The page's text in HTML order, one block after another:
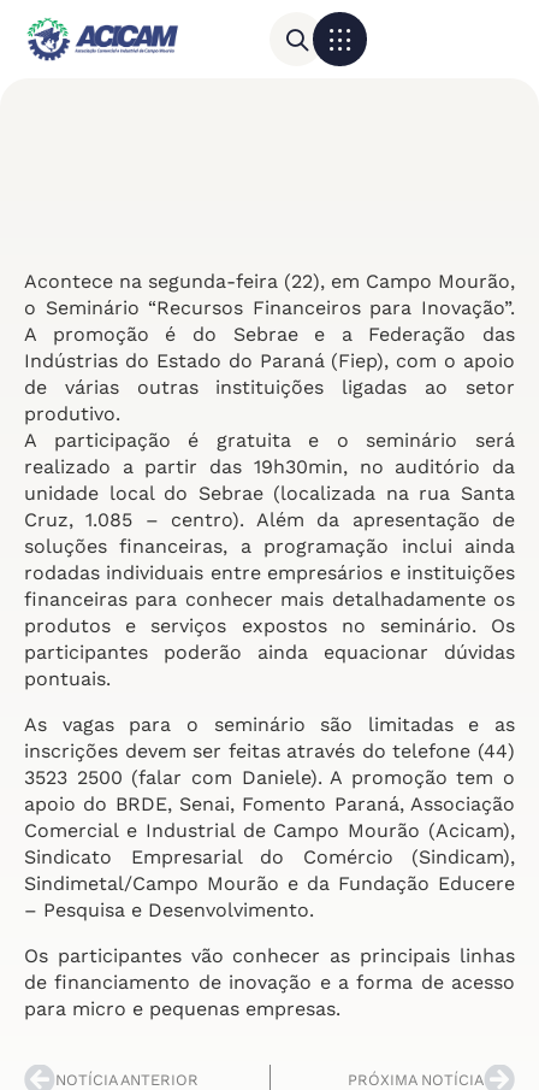
Acontece na segunda-feira (22), em Campo Mourão,
o Seminário “Recursos Financeiros para Inovação”.
A promoção é do Sebrae e a Federação das
Indústrias do Estado do Paraná (Fiep), com o apoio
de várias outras instituições ligadas ao setor
produtivo.
A participação é gratuita e o seminário será
realizado a partir das 19h30min, no auditório da
unidade local do Sebrae (localizada na rua Santa
Cruz, 1.085 – centro). Além da apresentação de
soluções financeiras, a programação inclui ainda
rodadas individuais entre empresários e instituições
financeiras para conhecer mais detalhadamente os
produtos e serviços expostos no seminário. Os
participantes poderão ainda equacionar dúvidas
pontuais.
As vagas para o seminário são limitadas e as
inscrições devem ser feitas através do telefone (44)
3523 2500 (falar com Daniele). A promoção tem o
apoio do BRDE, Senai, Fomento Paraná, Associação
Comercial e Industrial de Campo Mourão (Acicam),
Sindicato Empresarial do Comércio (Sindicam),
Sindimetal/Campo Mourão e da Fundação Educere
– Pesquisa e Desenvolvimento.
Os participantes vão conhecer as principais linhas
de financiamento de inovação e a forma de acesso
para micro e pequenas empresas.
NOTÍCIA ANTERIOR PRÓXIMA NOTÍCIA